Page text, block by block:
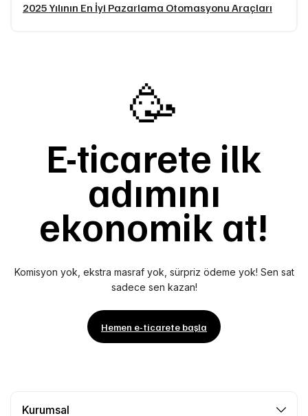
2025 Yılının En İyi Pazarlama Otomasyonu Araçları
🥳
E-ticarete ilk
adımını
ekonomik at!
Komisyon yok, ekstra masraf yok, sürpriz ödeme yok! Sen sat
sadece sen kazan!
Hemen e-ticarete başla
Kurumsal